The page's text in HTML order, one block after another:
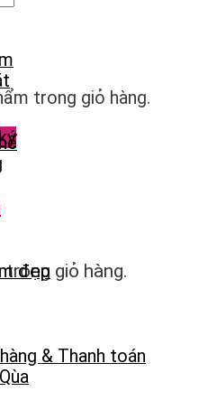
trong giỏ hàng.
giỏ hàng.
đẹp
& Thanh toán